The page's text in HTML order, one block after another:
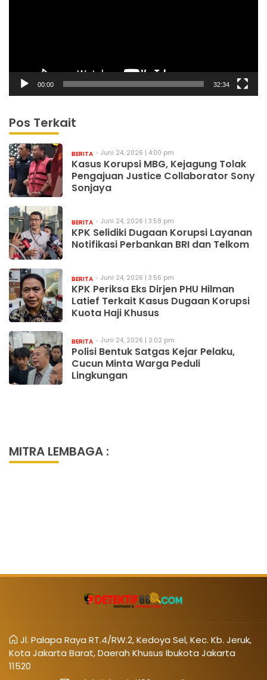
00:00 32:34
Pos Terkait
BERITA Juni 24, 2026 | 4:00 pm
Kasus Korupsi MBG, Kejagung Tolak
Pengajuan Justice Collaborator Sony
Sonjaya
BERITA Juni 24, 2026 | 3:58 pm
KPK Selidiki Dugaan Korupsi Layanan
Notifikasi Perbankan BRI dan Telkom
BERITA Juni 24, 2026 | 3:56 pm
KPK Periksa Eks Dirjen PHU Hilman
Latief Terkait Kasus Dugaan Korupsi
Kuota Haji Khusus
BERITA Juni 24, 2026 | 2:02 pm
Polisi Bentuk Satgas Kejar Pelaku,
Cucun Minta Warga Peduli
Lingkungan
MITRA LEMBAGA :
Jl. Palapa Raya RT.4/RW.2, Kedoya Sel, Kec. Kb. Jeruk,
Kota Jakarta Barat, Daerah Khusus Ibukota Jakarta
11520